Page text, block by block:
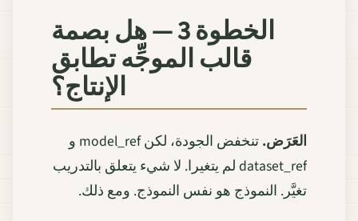
الخطوة 3 — هل بصمة
قالب الموجِّه تطابق
الإنتاج؟
العَرَض.
تنخفض الجودة، لكن model_ref و
dataset_ref لم يتغيرا. لا شيء يتعلق بالتدريب
تغيَّر. النموذج هو نفس النموذج. ومع ذلك.